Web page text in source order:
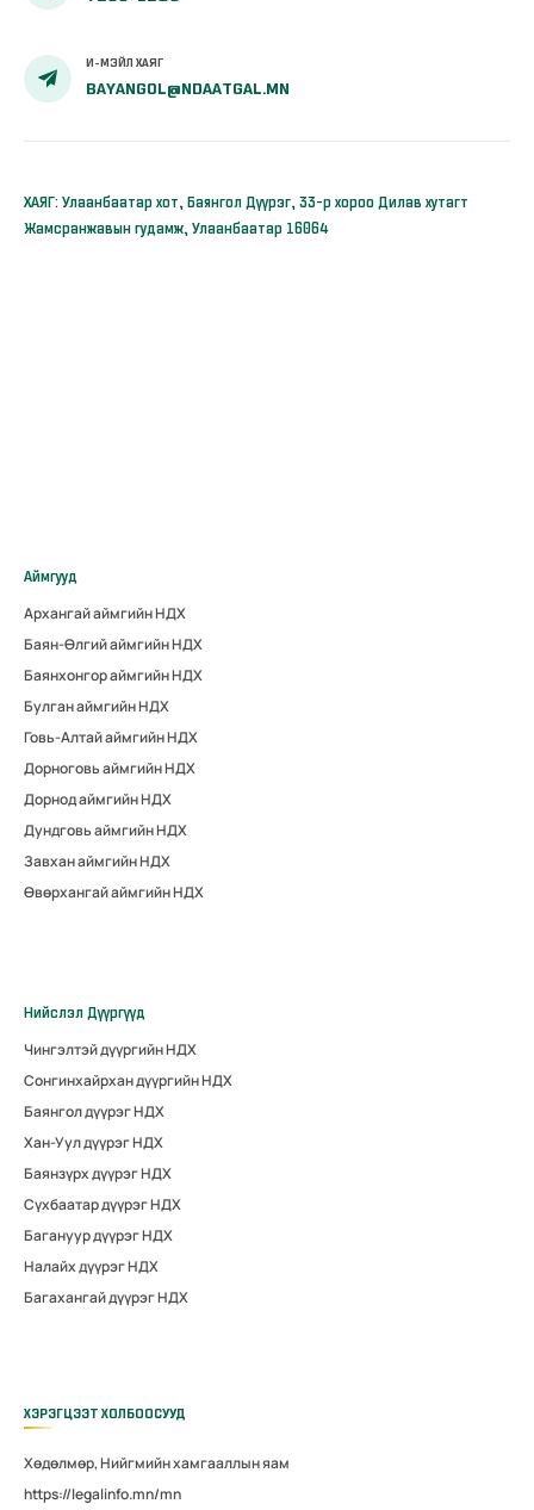
И-МЭЙЛ ХАЯГ
BAYANGOL@NDAATGAL.MN
ХАЯГ: Улаанбаатар хот, Баянгол Дүүрэг, 33-р хороо Дилав хутагт
Жамсранжавын гудамж, Улаанбаатар 16064
Аймгууд
Архангай аймгийн НДХ
Баян-Өлгий аймгийн НДХ
Баянхонгор аймгийн НДХ
Булган аймгийн НДХ
Говь-Алтай аймгийн НДХ
Дорноговь аймгийн НДХ
Дорнод аймгийн НДХ
Дундговь аймгийн НДХ
Завхан аймгийн НДХ
Өвөрхангай аймгийн НДХ
Нийслэл Дүүргүүд
Чингэлтэй дүүргийн НДХ
Сонгинхайрхан дүүргийн НДХ
Баянгол дүүрэг НДХ
Хан-Уул дүүрэг НДХ
Баянзүрх дүүрэг НДХ
Сүхбаатар дүүрэг НДХ
Багануур дүүрэг НДХ
Налайх дүүрэг НДХ
Багахангай дүүрэг НДХ
ХЭРЭГЦЭЭТ ХОЛБООСУУД
Хөдөлмөр, Нийгмийн хамгааллын яам
https://legalinfo.mn/mn